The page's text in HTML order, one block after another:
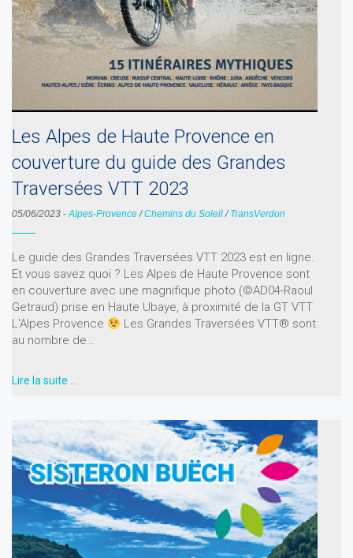
Les Alpes de Haute Provence en
couverture du guide des Grandes
Traversées VTT 2023
05/06/2023 -Alpes-Provence/Chemins du Soleil/ TransVerdon
Le guide des Grandes Traversées VTT 2023 est en ligne.
Et vous savez quoi ? Les Alpes de Haute Provence sont
en couverture avec une magnifique photo (©AD04-Raoul
Getraud) prise en Haute Ubaye, à proximité de la GT VTT
L'Alpes Provence
Les Grandes Traversées VTT® sont
au nombre de…
Lire la suite …